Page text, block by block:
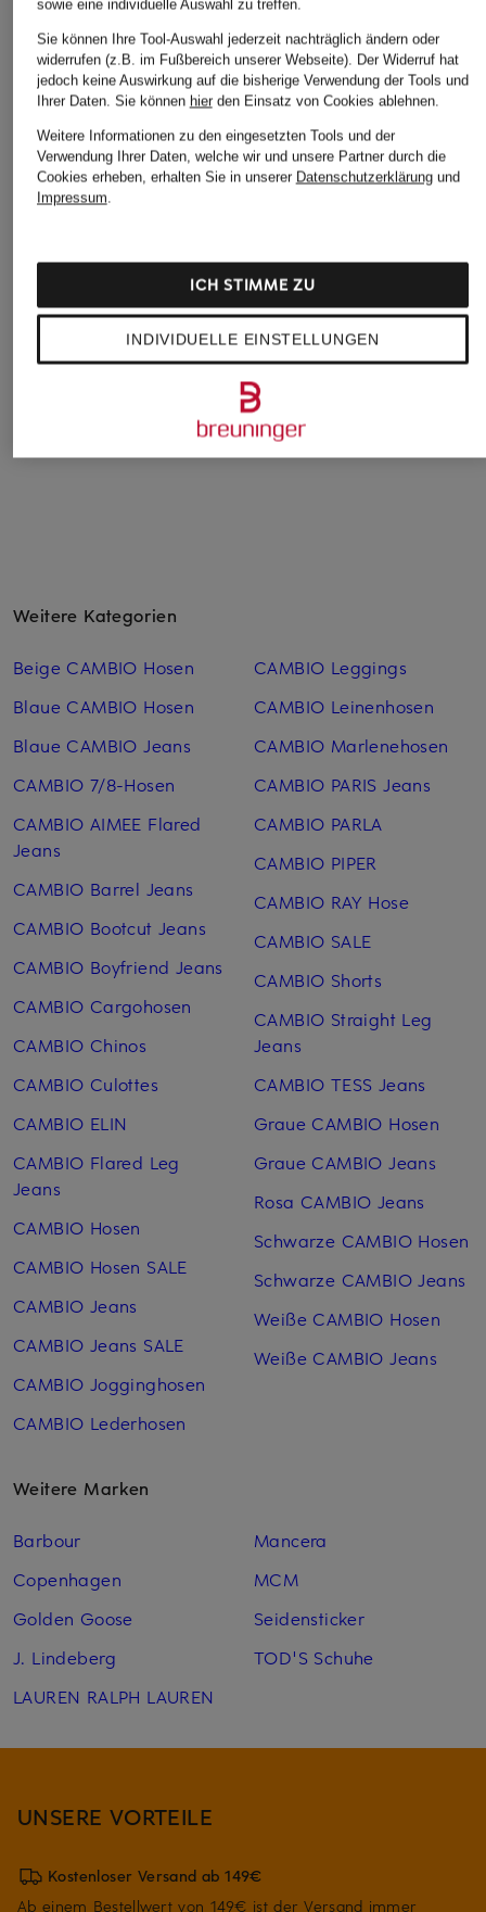
PALAZZO
GZLIVIA
150 €
69,99 €
Bestpreis:
Ursprünglich:139,95 €
Weitere Kategorien
Beige CAMBIO Hosen
Blaue CAMBIO Hosen
Blaue CAMBIO Jeans
CAMBIO 7/8-Hosen
CAMBIO AIMEE Flared
Jeans
CAMBIO Barrel Jeans
CAMBIO Bootcut Jeans
CAMBIO Boyfriend Jeans
CAMBIO Cargohosen
CAMBIO Chinos
CAMBIO Culottes
CAMBIO ELIN
CAMBIO Flared Leg
Jeans
CAMBIO Hosen
CAMBIO Hosen SALE
CAMBIO Jeans
CAMBIO Jeans SALE
CAMBIO Jogginghosen
CAMBIO Lederhosen
CAMBIO Leggings
CAMBIO Leinen­hosen
CAMBIO Marlenehosen
CAMBIO PARIS Jeans
CAMBIO PARLA
CAMBIO PIPER
CAMBIO RAY Hose
CAMBIO SALE
CAMBIO Shorts
CAMBIO Straight Leg
Jeans
CAMBIO TESS Jeans
Graue CAMBIO Hosen
Graue CAMBIO Jeans
Rosa CAMBIO Jeans
Schwarze CAMBIO Hosen
Schwarze CAMBIO Jeans
Weiße CAMBIO Hosen
Weiße CAMBIO Jeans
Weitere Marken
Barbour
Copenhagen
Golden Goose
J. Lindeberg
LAUREN RALPH LAUREN
Mancera
MCM
Seidensticker
TOD'S Schuhe
UNSERE VORTEILE
Kostenloser Versand ab 149€
Ab einem Bestellwert von 149€ ist der Versand immer
sowie eine individuelle Auswahl zu treffen.
Sie können Ihre Tool-Auswahl jederzeit nachträglich ändern oder
widerrufen (z.B. im Fußbereich unserer Webseite). Der Widerruf hat
jedoch keine Auswirkung auf die bisherige Verwendung der Tools und
Ihrer Daten. Sie können hierden Einsatz von Cookies ablehnen.
Weitere Informationen zu den eingesetzten Tools und der
Verwendung Ihrer Daten, welche wir und unsere Partner durch die
Cookies erheben, erhalten Sie in unserer Datenschutzerklärungund
Impressum.
INDIVIDUELLE EINSTELLUNGEN
ICH STIMME ZU